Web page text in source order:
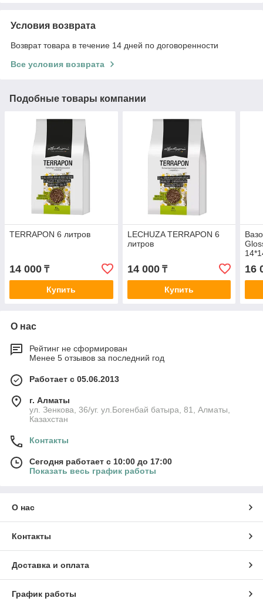
Условия возврата
Возврат товара в течение 14 дней по договоренности
Все условия возврата
Подобные товары компании
TERRAPON 6 литров
14 000 ₸
Купить
LECHUZA TERRAPON 6
литров
14 000₸
Купить
16
О нас
Рейтинг не сформирован
Менее 5 отзывов за последний год
Работает с 05.06.2013
г. Алматы
ул. Зенкова, 36/уг. ул.Богенбай батыра, 81, Алматы,
Казахстан
Контакты
Сегодня работает с 10:00 до 17:00
Показать весь график работы
О нас
Контакты
Доставка и оплата
График работы